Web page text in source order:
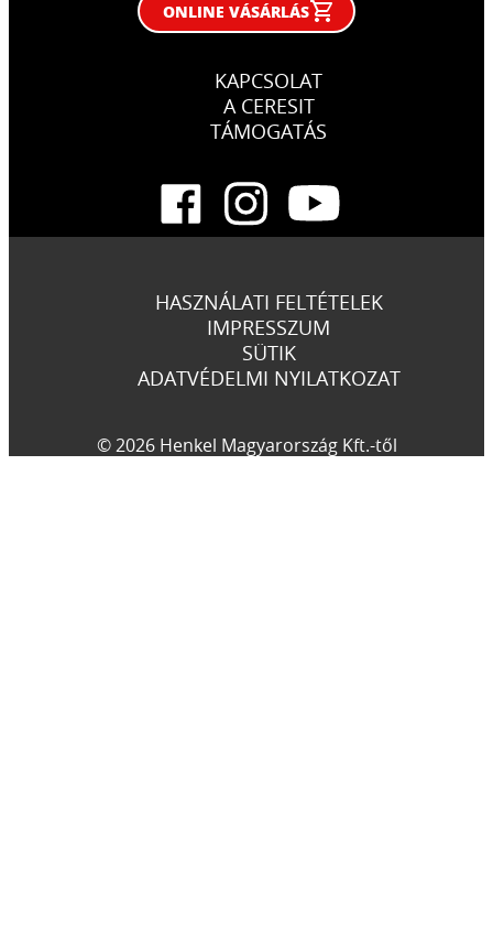
ONLINE VÁSÁRLÁS
KAPCSOLAT
A CERESIT
TÁMOGATÁS
HASZNÁLATI FELTÉTELEK
IMPRESSZUM
SÜTIK
ADATVÉDELMI NYILATKOZAT
© 2026 Henkel Magyarország Kft.-től